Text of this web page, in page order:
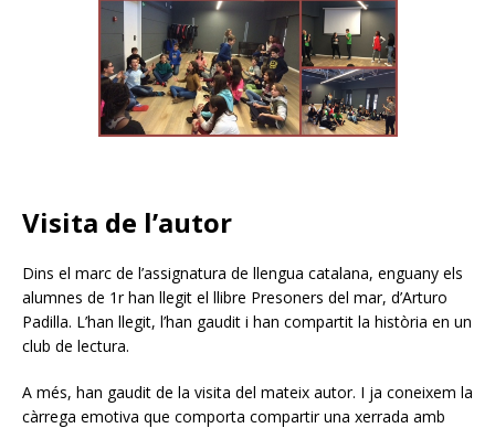
Visita de l’autor
Dins el marc de l’assignatura de llengua catalana, enguany els
alumnes de 1r han llegit el llibre Presoners del mar, d’Arturo
Padilla. L’han llegit, l’han gaudit i han compartit la història en un
club de lectura.
A més, han gaudit de la visita del mateix autor. I ja coneixem la
càrrega emotiva que comporta compartir una xerrada amb